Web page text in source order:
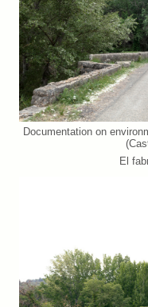
Documentation on
El